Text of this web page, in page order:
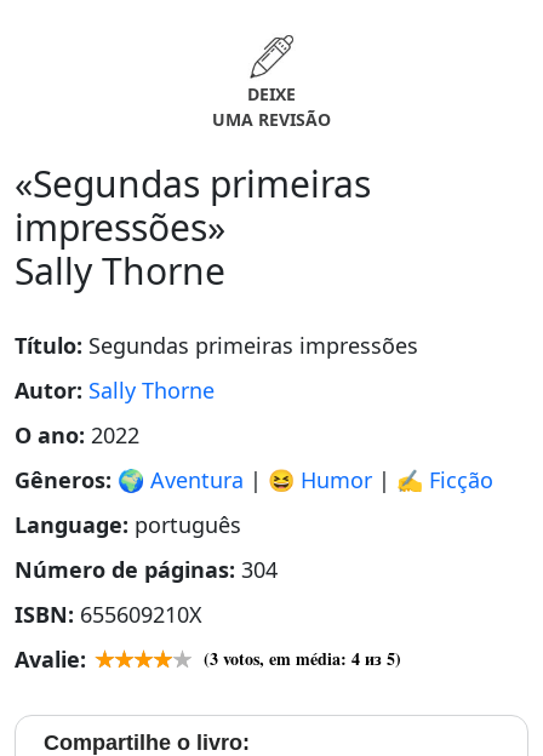
DEIXE
UMA REVISÃO
«Segundas primeiras
impressões»
Sally Thorne
Título: Segundas primeiras impressões
Autor: Sally Thorne
O ano: 2022
Gêneros: 🌍 Aventura | 😆 Humor | ✍️ Ficção
Language: português
Número de páginas: 304
ISBN: 655609210X
Avalie:
(3votos, em média: 4из 5)
Compartilhe o livro: